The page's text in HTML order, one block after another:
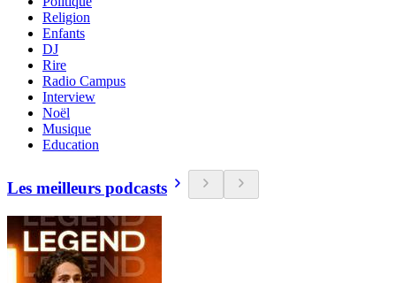
Religion
Enfants
DJ
Rire
Radio Campus
Interview
Noël
Musique
Education
Les meilleurs podcasts